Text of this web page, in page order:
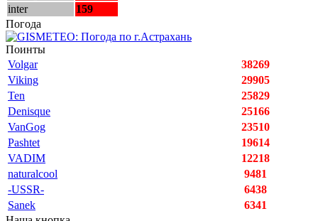
inter
159
Погода
Поинты
Volgar
38269
Viking
29905
Ten
25829
Denisque
25166
VanGog
23510
Pashtet
19614
VADIM
12218
naturalcool
9481
-USSR-
6438
Sanek
6341